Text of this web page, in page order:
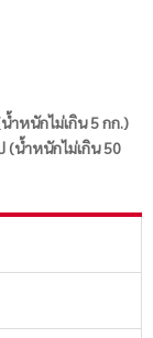
ำหนักไม่เกิน 5 กก.)
(น้ำหนักไม่เกิน 50